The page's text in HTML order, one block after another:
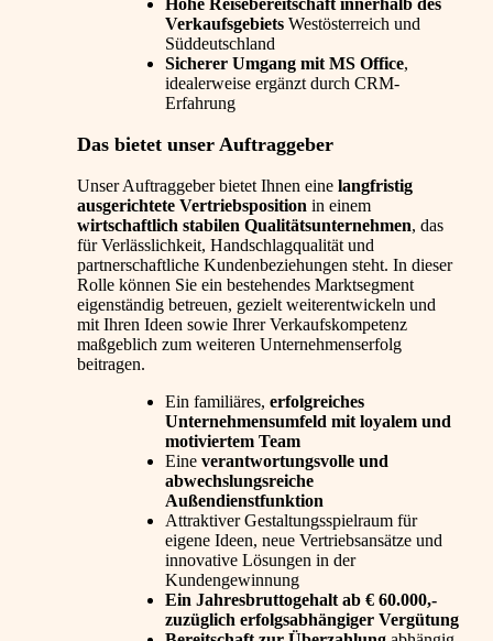
Hohe Reisebereitschaft innerhalb des
Verkaufsgebiets Westösterreich und
Süddeutschland
Sicherer Umgang mit MS Office,
idealerweise ergänzt durch CRM-
Erfahrung
Das bietet unser Auftraggeber
Unser Auftraggeber bietet Ihnen eine langfristig
ausgerichtete Vertriebsposition in einem
wirtschaftlich stabilen Qualitätsunternehmen, das
für Verlässlichkeit, Handschlagqualität und
partnerschaftliche Kundenbeziehungen steht. In dieser
Rolle können Sie ein bestehendes Marktsegment
eigenständig betreuen, gezielt weiterentwickeln und
mit Ihren Ideen sowie Ihrer Verkaufskompetenz
maßgeblich zum weiteren Unternehmenserfolg
beitragen.
Ein familiäres, erfolgreiches
Unternehmensumfeld mit loyalem und
motiviertem Team
Eine verantwortungsvolle und
abwechslungsreiche
Außendienstfunktion
Attraktiver Gestaltungsspielraum für
eigene Ideen, neue Vertriebsansätze und
innovative Lösungen in der
Kundengewinnung
Ein Jahresbruttogehalt ab € 60.000,-
zuzüglich erfolgsabhängiger Vergütung